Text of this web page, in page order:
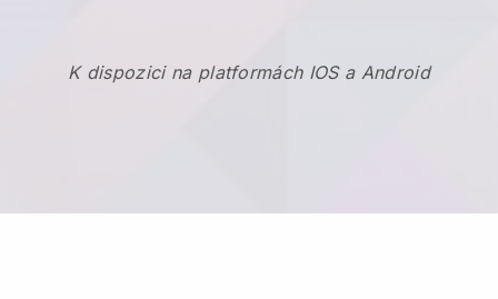
K dispozici na platformách IOS a Android